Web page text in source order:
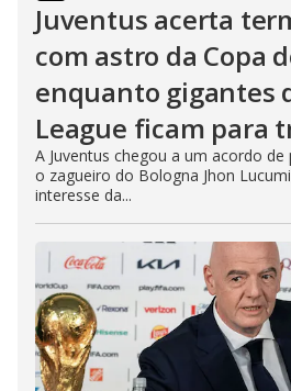
Juventus acerta
com astro da Copa
enquanto gigantes
League ficam para
A Juventus chegou a um acordo
o zagueiro do Bologna Jhon
interesse da...